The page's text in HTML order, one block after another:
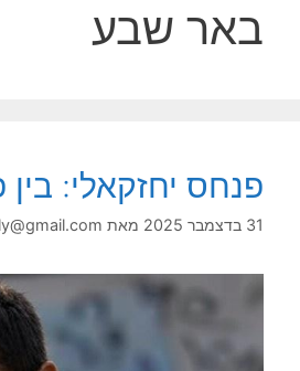
באר שבע
פנחס יחזקאלי:
31 בדצמבר 2025 מאת